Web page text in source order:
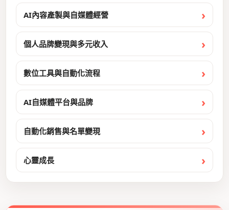
AI內容產製與自媒體經營
個人品牌變現與多元收入
數位工具與自動化流程
AI自媒體平台與品牌
自動化銷售與名單變現
心靈成長